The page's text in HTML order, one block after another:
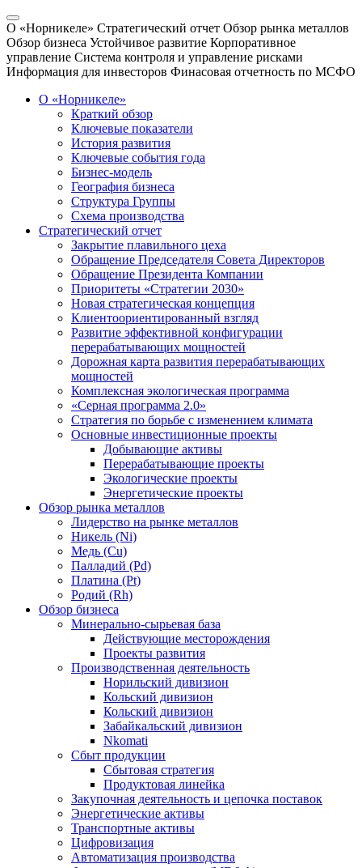
О «Норникеле» Стратегический отчет Обзор рынка металлов
Обзор бизнеса Устойчивое развитие Корпоративное
управление Система контроля и управление рисками
Информация для инвесторов Финасовая отчетность по МСФО
О «Норникеле»
Краткий обзор
Ключевые показатели
История развития
Ключевые события года
Бизнес-модель
География бизнеса
Структура Группы
Схема производства
Стратегический отчет
Закрытие плавильного цеха
Обращение Председателя Совета Директоров
Обращение Президента Компании
Приоритеты «Стратегии 2030»
Новая стратегическая концепция
Клиентоориентированный взгляд
Развитие эффективной конфигурации
перерабатывающих мощностей
Дорожная карта развития перерабатывающих
мощностей
Комплексная экологическая программа
«Серная программа 2.0»
Стратегия по борьбе с изменением климата
Основные инвестиционные проекты
Добывающие активы
Перерабатывающие проекты
Экологические проекты
Энергетические проекты
Обзор рынка металлов
Лидерство на рынке металлов
Никель (Ni)
Медь (Cu)
Палладий (Pd)
Платина (Pt)
Родий (Rh)
Обзор бизнеса
Минерально-сырьевая база
Действующие месторождения
Проекты развития
Производственная деятельность
Норильский дивизион
Кольский дивизион
Кольский дивизион
Забайкальский дивизион
Nkomati
Сбыт продукции
Сбытовая стратегия
Продуктовая линейка
Закупочная деятельность и цепочка поставок
Энергетические активы
Транспортные активы
Цифровизация
Автоматизация производства